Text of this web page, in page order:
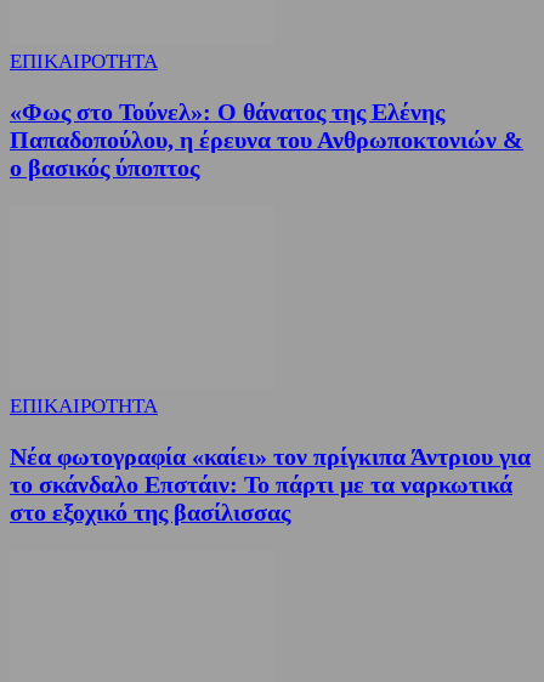
ΕΠΙΚΑΙΡΟΤΗΤΑ
«Φως στο Τούνελ»: Ο θάνατος της Ελένης
Παπαδοπούλου, η έρευνα του Ανθρωποκτονιών &
ο βασικός ύποπτος
ΕΠΙΚΑΙΡΟΤΗΤΑ
Νέα φωτογραφία «καίει» τον πρίγκιπα Άντριου για
το σκάνδαλο Επστάιν: Το πάρτι με τα ναρκωτικά
στο εξοχικό της βασίλισσας